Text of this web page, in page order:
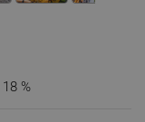
18 %